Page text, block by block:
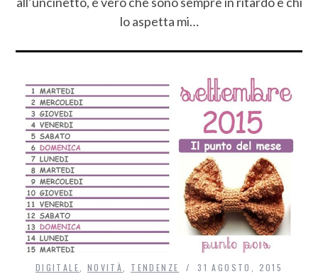
lo aspetta mi…
DIGITALE NOVITÀ TENDENZE 31 AGOSTO, 2015